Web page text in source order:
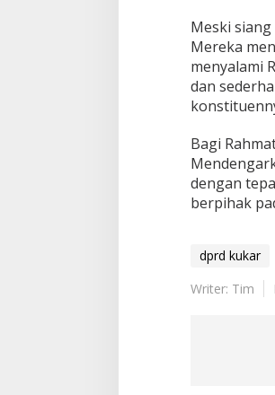
Meski
Mereka
menyalami
dan
Bagi
dengan
berpihak
dprd kukar
Writer: Tim